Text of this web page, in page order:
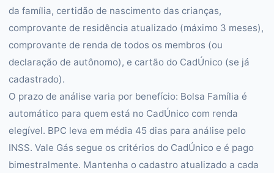
da família, certidão de nascimento das crianças,
comprovante de residência atualizado (máximo 3 meses),
comprovante de renda de todos os membros (ou
declaração de autônomo), e cartão do CadÚnico (se já
cadastrado).
O prazo de análise varia por benefício: Bolsa Família é
automático para quem está no CadÚnico com renda
elegível. BPC leva em média 45 dias para análise pelo
INSS. Vale Gás segue os critérios do CadÚnico e é pago
bimestralmente. Mantenha o cadastro atualizado a cada